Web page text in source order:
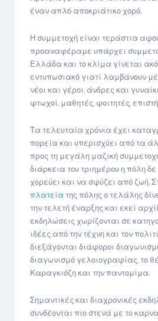
έναν απλό αποκριάτικο χορό.
Η συμμετοχή είναι τεράστια
προαναφέραμε υπάρχει
Ελλάδα και το κλίμα γίνεται
εντυπωσιακό γιατί λαμβάνουν
νέοι και γέροι, άνδρες και
φτωχοί, μαθητές, φοιτητές,
Τα τελευταία χρόνια έχει
πορεία και υπερισχύει από τα
προς τη μεγάλη μαζική
διάρκεια του τριημέρου η πόλη
χορεύει και να σφύζει από ζωή.
πλατεία της πόλης ο τελάλης
την τελετή έναρξης και εκεί
εκδηλώσεις χωρίζονται σε
ιδέες από την τέχνη και τον
διεξάγονται διάφοροι
διαγωνισμό γελοιογραφίας, το
Καραγκιόζη και την παντομίμα.
Σημαντικές και διαχρονικές
συνδέονται πιο στενά με το